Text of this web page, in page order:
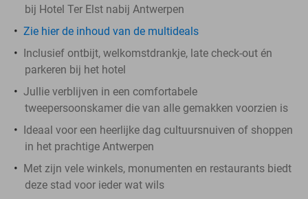
bij Hotel Ter Elst nabij Antwerpen
Zie hier de inhoud van de multideals
Inclusief ontbijt, welkomstdrankje, late check-out én
parkeren bij het hotel
Jullie verblijven in een comfortabele
tweepersoonskamer die van alle gemakken voorzien is
Ideaal voor een heerlijke dag cultuursnuiven of shoppen
in het prachtige Antwerpen
Met zijn vele winkels, monumenten en restaurants biedt
deze stad voor ieder wat wils